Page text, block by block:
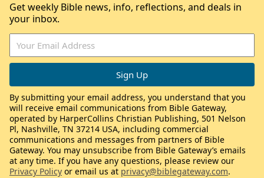
Get weekly Bible news, info, reflections, and deals in
your inbox.
By submitting your email address, you understand that you
will receive email communications from Bible Gateway,
operated by HarperCollins Christian Publishing, 501 Nelson
Pl, Nashville, TN 37214 USA, including commercial
communications and messages from partners of Bible
Gateway. You may unsubscribe from Bible Gateway’s emails
at any time. If you have any questions, please review our
Privacy Policy or email us at privacy@biblegateway.com.